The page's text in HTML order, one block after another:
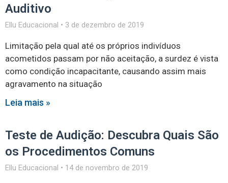
Auditivo
Ellu Educacional 3 de dezembro de 2019
Limitação pela qual até os próprios indivíduos
acometidos passam por não aceitação, a surdez é vista
como condição incapacitante, causando assim mais
agravamento na situação
Leia mais »
Teste de Audição: Descubra Quais São
os Procedimentos Comuns
Ellu Educacional 14 de novembro de 2019